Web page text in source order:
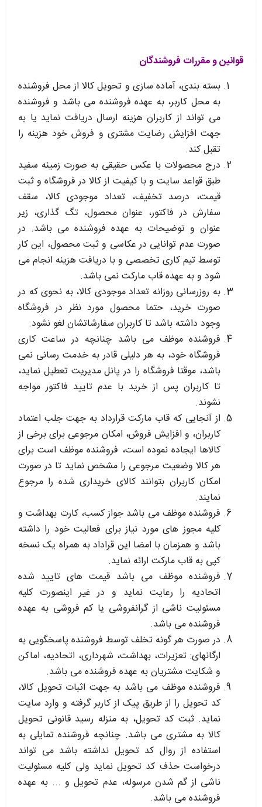
قوانین و مقررات فروشندگان
بسته بندی، آماده سازی و تحویل کالا از محل فروشنده
به محل کاربر، به عهده فروشنده می باشد و فروشنده
می تواند از کاربران هزینه ارسال دریافت نماید یا به
جهت افزایش رضایت مشتری و فروش خود هزینه را
تقبل کند.
درج محصولات با عکس حقیقی به صورت زمینه سفید
طبق قواعد سایت و با کیفیت از کالا در فروشگاه و ثبت
قیمت، درصد تخفیف، تعداد موجودی کالا، سقف
سفارش در فاکتور، عنوان محصول، تگ گذاری، زیر
عنوان و توضیحات به عهده فروشنده می باشد. در
صورت عدم توانایی در عکاسی و ثبت محصول، این کار
توسط تیم کاری تخصصی و با دریافت هزینه انجام می
شود و به عهده قاب مارکت نمی باشد.
به روزرسانی روزانه تعداد موجودی کالا، به نحوی که در
صورت خرید، حتما محصول مورد نظر در فروشگاه
وجود داشته باشد تا کاربران سفارشاتشان لغو نشود.
فروشنده موظف می باشد چنانچه در ساعت کاری
فروشگاه خود، به هر دلیلی قادر به خدمت رسانی نمی
باشد، موقتا فروشگاه را در پانل مدیریت تعطیل نماید،
تا کاربران پس از خرید با عدم تایید فاکتور مواجه
نشوند.
از آنجایی که قاب مارکت قرارداد به جهت جلب اعتماد
کاربران، و افزایش فروش، امکان مرجوعی برای برخی از
کالاها ایجاده نموده است، فروشنده موظف است برای
هر کالا وضعیت مرجوعی را مشخص نماید تا در صورت
امکان کاربران بتوانند کالای خریداری شده را مرجوع
نمایند.
فروشنده موظف می باشد جواز کسب، کارت بهداشت و
کلیه مجوز های مورد نیاز برای فعالیت خود را داشته
باشد و همزمان با امضا این قراداد به همراه یک نسخه
کپی به قاب مارکت ارائه نماید.
فروشنده موظف می باشد قیمت های تایید شده
اتحادیه را رعایت نماید و در غیر اینصورت کلیه
مسئولیت ناشی از گرانفروشی یا کم فروشی به عهده
فروشنده می باشد.
در صورت هر گونه تخلف توسط فروشنده پاسخگویی به
ارگانهای: تعزیرات، بهداشت، شهرداری، اتحادیه، اماکن
و شکایت مشتریان به عهده فروشنده می باشد.
فروشنده موظف می باشد به جهت اثبات تحویل کالا،
کد تحویل را از طریق پیک از کاربر گرفته و وارد سایت
نماید. ثبت کد تحویل، به منزله رسید قانونی تحویل
کالا به مشتری می باشد. چنانچه فروشنده تمایلی به
استفاده از روال کد تحویل نداشته باشد می تواند
درخواست حذف کد تحویل نماید ولی کلیه مسئولیت
ناشی از گم شدن مرسوله، عدم تحویل و ... به عهده
فروشنده می باشد.